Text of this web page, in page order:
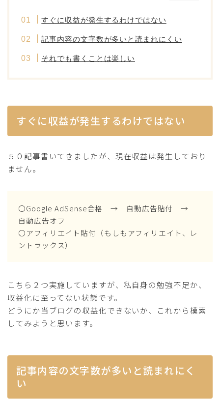
すぐに収益が発生するわけではない
記事内容の文字数が多いと読まれにくい
それでも書くことは楽しい
すぐに収益が発生するわけではない
５０記事書いてきましたが、現在収益は発生しており
ません。
〇Google AdSense合格 → 自動広告貼付 →
自動広告オフ
〇アフィリエイト貼付（もしもアフィリエイト、レ
ントラックス）
こちら２つ実施していますが、私自身の勉強不足か、
収益化に至ってない状態です。
どうにか当ブログの収益化できないか、これから模索
してみようと思います。
記事内容の文字数が多いと読まれにく
い